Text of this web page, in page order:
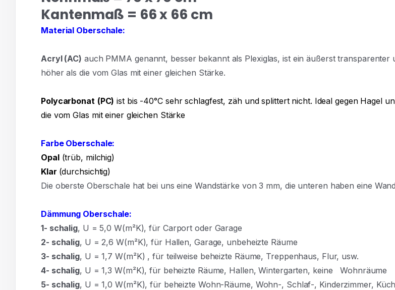
Kantenmaß = 66 x 66 cm
Material Oberschale:
Acryl (AC) auch PMMA genannt, besser bekannt als Plexiglas, ist ein äußerst transparenter
höher als die vom Glas mit einer gleichen Stärke.
Polycarbonat (PC) ist bis -40°C sehr schlagfest, zäh und splittert nicht. Ideal gegen Hagel
die vom Glas mit einer gleichen Stärke
Farbe Oberschale:
Opal (trüb, milchig)
Klar (durchsichtig)
Die oberste Oberschale hat bei uns eine Wandstärke von 3 mm, die unteren haben eine
Dämmung Oberschale:
1- schalig, U = 5,0 W(m²K), für Carport oder Garage
2- schalig, U = 2,6 W(m²K), für Hallen, Garage, unbeheizte Räume
3- schalig, U = 1,7 W(m²K) ,für teilweise beheizte Räume, Treppenhaus, Flur, usw.
4- schalig, U = 1,3 W(m²K), für beheizte Räume, Hallen, Wintergarten, keine Wohnräume
5- schalig, U = 1,0 W(m²K), für beheizte Wohn-Räume, Wohn-, Schlaf-, Kinderzimmer,